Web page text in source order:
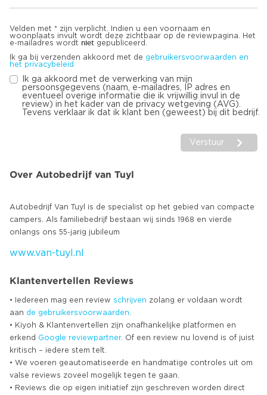
Velden met * zijn verplicht. Indien u een voornaam en
woonplaats invult wordt deze zichtbaar op de reviewpagina. Het
e-mailadres wordt niet gepubliceerd.
Ik ga bij verzenden akkoord met de gebruikersvoorwaarden en
het privacybeleid
Ik ga akkoord met de verwerking van mijn
persoonsgegevens (naam, e-mailadres, IP adres en
eventueel overige informatie die ik vrijwillig invul in de
review) in het kader van de privacy wetgeving (AVG).
Tevens verklaar ik dat ik klant ben (geweest) bij dit bedrijf.
Verstuur
Over Autobedrijf van Tuyl
Autobedrijf Van Tuyl is de specialist op het gebied van compacte
campers. Als familiebedrijf bestaan wij sinds 1968 en vierde
www.van-tuyl.nl
Klantenvertellen Reviews
• Iedereen mag een review schrijven zolang er voldaan wordt
aan de gebruikersvoorwaarden
• Kiyoh & Klantenvertellen zijn onafhankelijke platformen en
erkend Google reviewpartner. Of een review nu lovend is of juist
kritisch – iedere stem telt.
• We voeren geautomatiseerde en handmatige controles uit om
valse reviews zoveel mogelijk tegen te gaan.
• Reviews die op eigen initiatief zijn geschreven worden direct